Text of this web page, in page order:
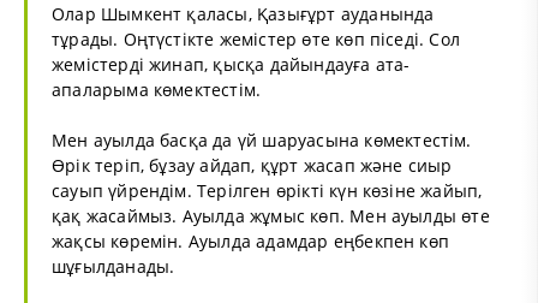
Олар Шымкент қаласы, Қазығұрт ауданында
тұрады. Оңтүстікте жемістер өте көп піседі. Сол
жемістерді жинап, қысқа дайындауға ата-
апаларыма көмектестім.
Мен ауылда басқа да үй шаруасына көмектестім.
Өрік теріп, бұзау айдап, құрт жасап және сиыр
сауып үйрендім. Терілген өрікті күн көзіне жайып,
қақ жасаймыз. Ауылда жұмыс көп. Мен ауылды өте
жақсы көремін. Ауылда адамдар еңбекпен көп
шұғылданады.